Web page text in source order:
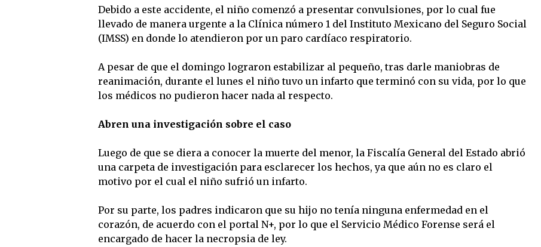
Debido a este accidente, el niño comenzó a presentar convulsiones, por lo cual fue
llevado de manera urgente a la Clínica número 1 del Instituto Mexicano del Seguro Social
(IMSS) en donde lo atendieron por un paro cardíaco respiratorio.
A pesar de que el domingo lograron estabilizar al pequeño, tras darle maniobras de
reanimación, durante el lunes el niño tuvo un infarto que terminó con su vida, por lo que
los médicos no pudieron hacer nada al respecto.
Abren una investigación sobre el caso
Luego de que se diera a conocer la muerte del menor, la Fiscalía General del Estado abrió
una carpeta de investigación para esclarecer los hechos, ya que aún no es claro el
motivo por el cual el niño sufrió un infarto.
Por su parte, los padres indicaron que su hijo no tenía ninguna enfermedad en el
corazón, de acuerdo con el portal N+, por lo que el Servicio Médico Forense será el
encargado de hacer la necropsia de ley.